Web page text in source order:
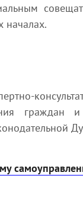
началах.
граждан